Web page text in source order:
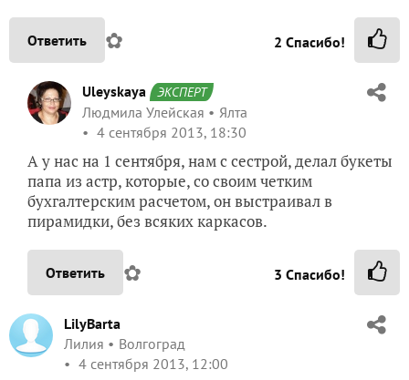
Ответить ✿ 2 Спасибо!
Uleyskaya ЭКСПЕРТ
Людмила Улейская
Ялта
4 сентября 2013, 18:30
А у нас на 1 сентября, нам с сестрой, делал букеты
папа из астр, которые, со своим четким
бухгалтерским расчетом, он выстраивал в
пирамидки, без всяких каркасов.
Ответить ✿ 3 Спасибо!
LilyBarta
Лилия
Волгоград
4 сентября 2013, 12:00